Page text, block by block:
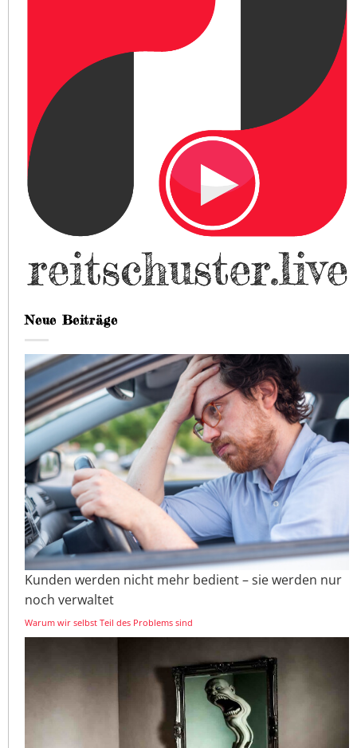
Neue Beiträge
Kunden werden nicht mehr bedient – sie werden nur
noch verwaltet
Warum wir selbst Teil des Problems sind